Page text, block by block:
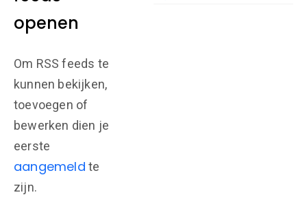
openen
Om RSS feeds te
kunnen bekijken,
toevoegen of
bewerken dien je
eerste
aangemeld te
zijn.